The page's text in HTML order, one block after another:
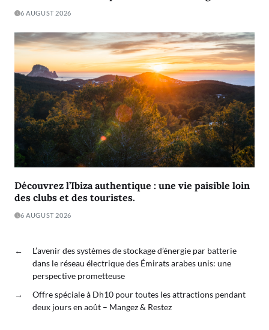
6 AUGUST 2026
Découvrez l’Ibiza authentique : une vie paisible loin
des clubs et des touristes.
6 AUGUST 2026
←
L’avenir des systèmes de stockage d’énergie par batterie
dans le réseau électrique des Émirats arabes unis: une
perspective prometteuse
→
Offre spéciale à Dh10 pour toutes les attractions pendant
deux jours en août – Mangez & Restez